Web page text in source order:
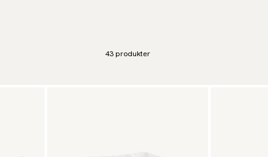
43 produkter